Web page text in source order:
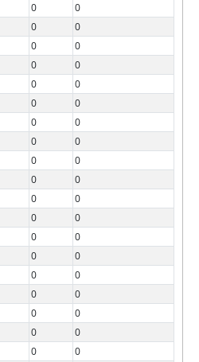
0
0
0
0
0
0
0
0
0
0
0
0
0
0
0
0
0
0
0
0
0
0
0
0
0
0
0
0
0
0
0
0
0
0
0
0
0
0